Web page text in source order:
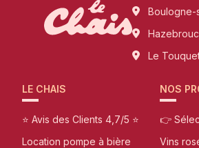
Boulogne-
Le
LE CHAIS
⭐ Avis des Clients 4,7/5 ⭐
Location pompe à bière
NOS
👉
Vins